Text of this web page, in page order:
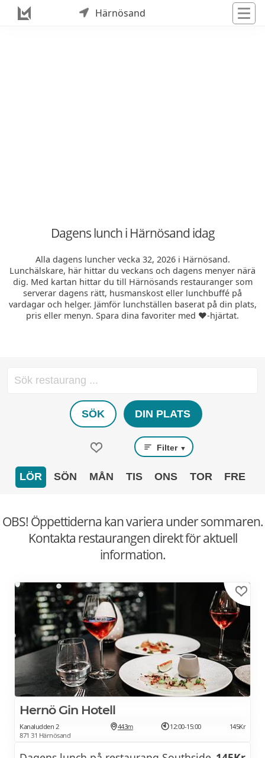
Härnösand
Dagens lunch i Härnösand idag
Alla dagens luncher vecka 32, 2026 i Härnösand.
Lunchälskare, här hittar du veckans och dagens menyer närä
dig. Med kartan hittar du till Härnösands restauranger som
serverar dagens rätt, husmanskost eller lunchbuffé på
vardagar och helger. Jämför lunchställen baserat på din plats,
pris eller menyn. Spara dina favoriter med ❤️-hjärtat.
SÖK DIN PLATS
Filter ▼
LÖR SÖN MÅN TIS ONS TOR FRE
OBS! Öppettiderna kan variera under sommaren.
Kontakta restaurangen direkt för aktuell
information.
Hernö Gin Hotell
Kanaludden 2
871 31 Härnösand
443m 12:00-15:00 145Kr